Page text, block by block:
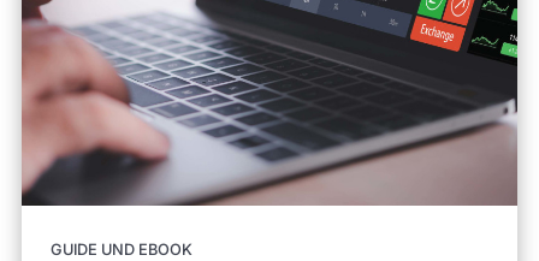
GUIDE UND EBOOK